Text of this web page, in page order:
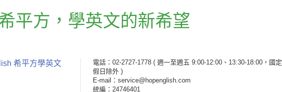
平方 ， 學英文的新希望
希平方學英文 電話：02-2727-1778 ( 週一至週五 9:00-12:00、13:30-18:00，國定
假日除外 )
E-mail：service@hopenglish.com
統編：24746401